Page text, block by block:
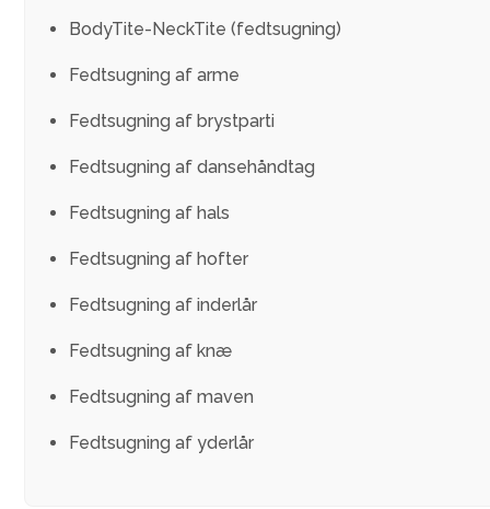
BOOKING
BodyTite-NeckTite (fedtsugning)
Fedtsugning af arme
Fedtsugning af brystparti
Fedtsugning af dansehåndtag
Fedtsugning af hals
Fedtsugning af hofter
Fedtsugning af inderlår
Fedtsugning af knæ
Fedtsugning af maven
Fedtsugning af yderlår